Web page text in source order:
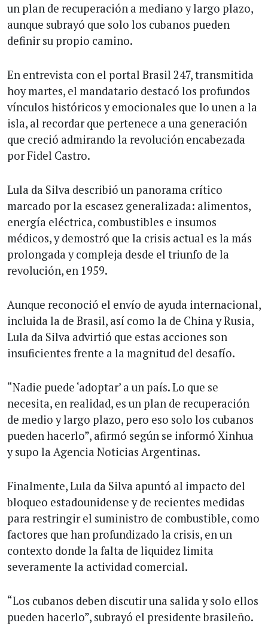
un plan de recuperación a mediano y largo plazo,
aunque subrayó que solo los cubanos pueden
definir su propio camino.
En entrevista con el portal Brasil 247, transmitida
hoy martes, el mandatario destacó los profundos
vínculos históricos y emocionales que lo unen a la
isla, al recordar que pertenece a una generación
que creció admirando la revolución encabezada
por Fidel Castro.
Lula da Silva describió un panorama crítico
marcado por la escasez generalizada: alimentos,
energía eléctrica, combustibles e insumos
médicos, y demostró que la crisis actual es la más
prolongada y compleja desde el triunfo de la
revolución, en 1959.
Aunque reconoció el envío de ayuda internacional,
incluida la de Brasil, así como la de China y Rusia,
Lula da Silva advirtió que estas acciones son
insuficientes frente a la magnitud del desafío.
“Nadie puede ‘adoptar’ a un país. Lo que se
necesita, en realidad, es un plan de recuperación
de medio y largo plazo, pero eso solo los cubanos
pueden hacerlo”, afirmó según se informó Xinhua
y supo la Agencia Noticias Argentinas.
Finalmente, Lula da Silva apuntó al impacto del
bloqueo estadounidense y de recientes medidas
para restringir el suministro de combustible, como
factores que han profundizado la crisis, en un
contexto donde la falta de liquidez limita
severamente la actividad comercial.
“Los cubanos deben discutir una salida y solo ellos
pueden hacerlo”, subrayó el presidente brasileño.